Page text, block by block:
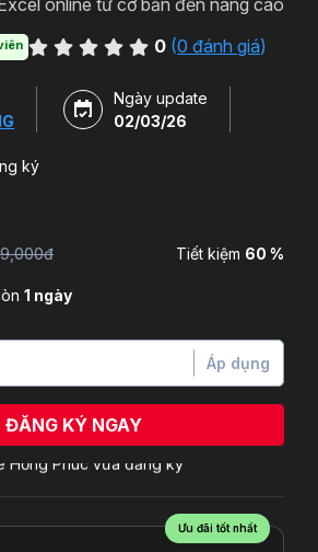
0 (0 đánh giá)
Ngày update
02/03/26
ký
Tiết kiệm 60 %
1 ngày
Áp dụng
ĐĂNG KÝ NGAY
Ưu đãi tốt nhất